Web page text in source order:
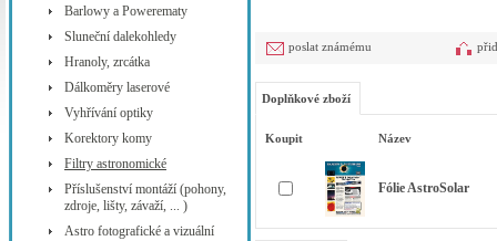
Barlowy a Powerematy
Sluneční dalekohledy
Hranoly, zrcátka
Dálkoměry laserové
Vyhřívání optiky
Korektory komy
Filtry astronomické
Příslušenství montáží (pohony,
zdroje, lišty, závaží, ... )
Astro fotografické a vizuální
poslat známému
Doplňkové zboží
Koupit Název
Fólie AstroSolar